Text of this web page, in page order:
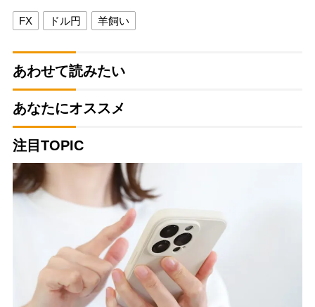
FX ドル円 羊飼い
あわせて読みたい
あなたにオススメ
注目TOPIC